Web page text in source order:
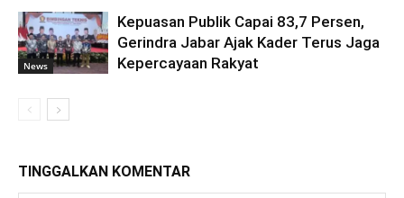
News
Kepuasan Publik Capai 83,7 Persen,
Gerindra Jabar Ajak Kader Terus Jaga
Kepercayaan Rakyat
TINGGALKAN KOMENTAR